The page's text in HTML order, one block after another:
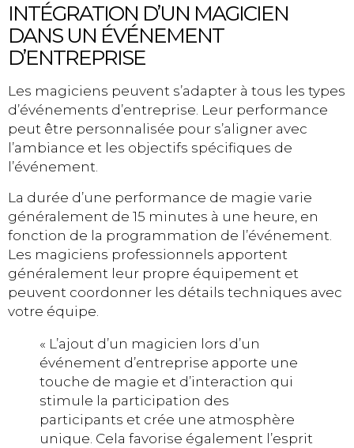
INTÉGRATION D’UN MAGICIEN
DANS UN ÉVÉNEMENT
D’ENTREPRISE
Les magiciens peuvent s’adapter à tous les types
d’événements d’entreprise. Leur performance
peut être personnalisée pour s’aligner avec
l’ambiance et les objectifs spécifiques de
l’événement.
La durée d’une performance de magie varie
généralement de 15 minutes à une heure, en
fonction de la programmation de l’événement.
Les magiciens professionnels apportent
généralement leur propre équipement et
peuvent coordonner les détails techniques avec
votre équipe.
« L’ajout d’un magicien lors d’un
événement d’entreprise apporte une
touche de magie et d’interaction qui
stimule la participation des
participants et crée une atmosphère
unique. Cela favorise également l’esprit